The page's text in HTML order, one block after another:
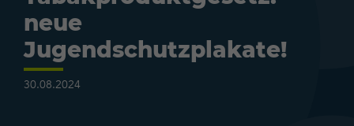
neue
Jugendschutzplakate!
30.08.2024